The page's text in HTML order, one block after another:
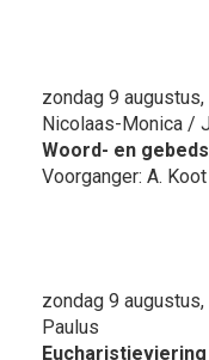
zondag 9 augustus,
Nicolaas-Monica /
Woord- en
Voorganger: A. Koot
zondag 9 augustus,
Paulus
Eucharistieviering